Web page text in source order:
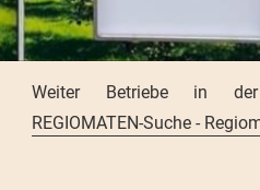
REGIOMATEN-Suche -